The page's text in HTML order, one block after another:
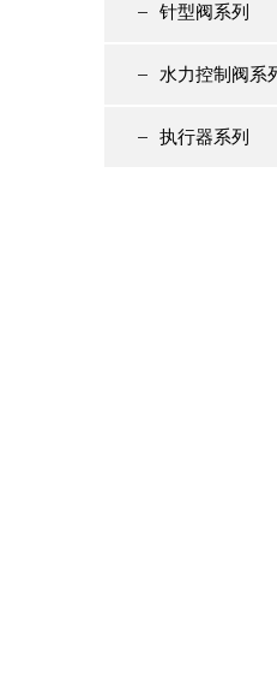
针型阀系列
水力控制阀系
执行器系列